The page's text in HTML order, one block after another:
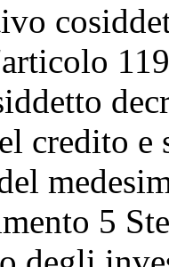
credito
5